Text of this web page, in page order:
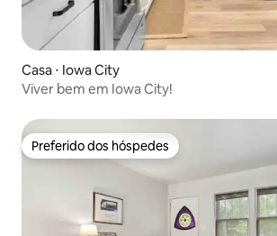
Casa ⋅ Iowa City
Viver bem em Iowa City!
Preferido dos hóspedes
Preferido dos hóspedes